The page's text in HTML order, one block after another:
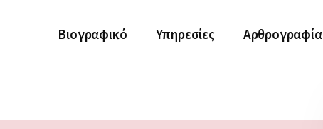
Βιογραφικό Υπηρεσίες Αρθρογραφία